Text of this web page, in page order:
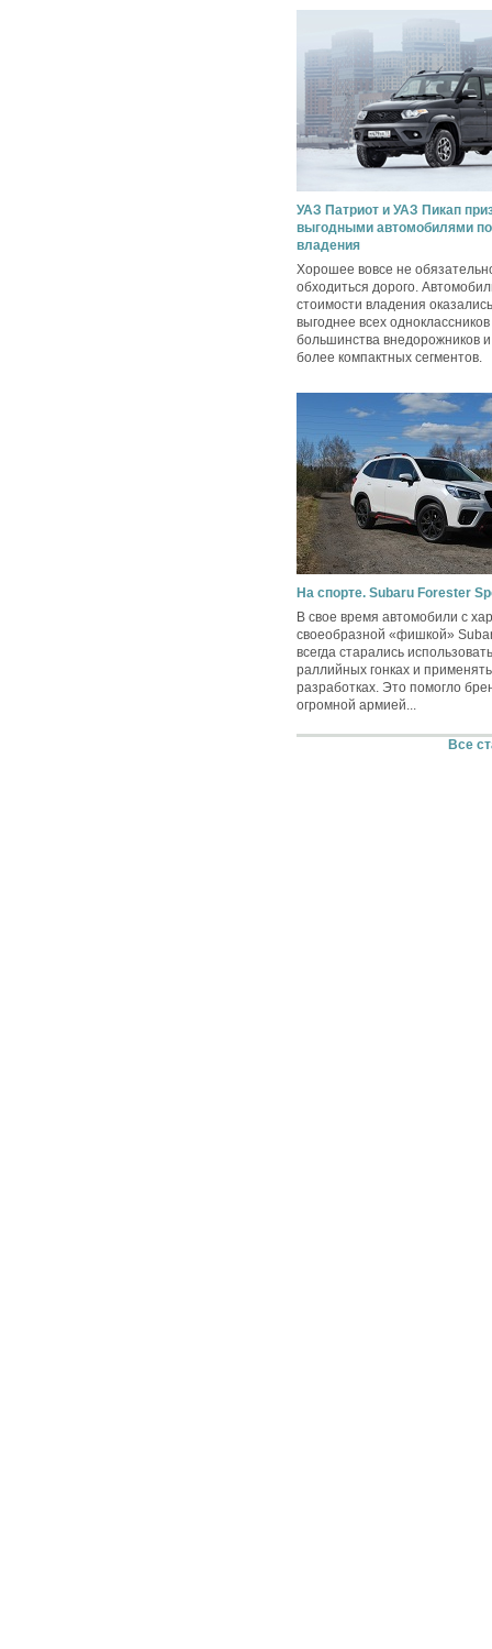
УАЗ Патриот и УАЗ Пикап
выгодными автомобилями
владения
Хорошее вовсе не
обходиться дорого.
стоимости владения
выгоднее всех
большинства внедорожников и
более компактных сегментов.
На спорте. Subaru Forester
В свое время автомобили с
своеобразной «фишкой»
всегда старались
раллийных гонках и
разработках. Это помогло
огромной армией...
Все